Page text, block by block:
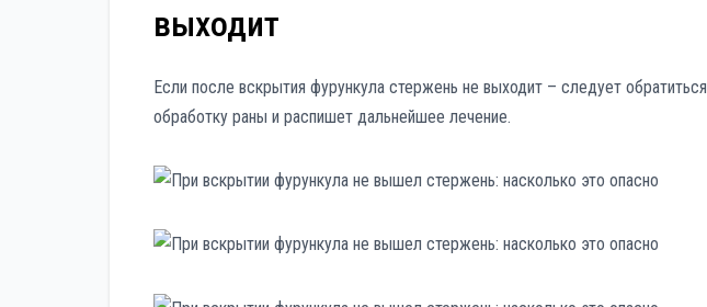
выходит
Если после вскрытия фурункула стержень не выходит – следует
обработку раны и распишет дальнейшее лечение.